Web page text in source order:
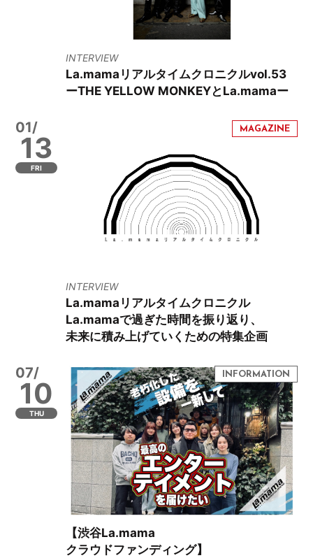
INTERVIEW
La.mamaリアルタイムクロニクルvol.53
ーTHE YELLOW MONKEYとLa.mamaー
01/
13
FRI
INTERVIEW
La.mamaリアルタイムクロニクル
La.mamaで過ぎた時間を振り返り、
未来に積み上げていくための特集企画
07/
10
THU
【渋谷La.mama
クラウドファンディング】